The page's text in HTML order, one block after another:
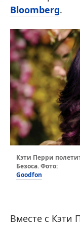
Bloomberg.
Кэти Перри
Безоса. Фото:
Goodfon
Вместе с Кэти